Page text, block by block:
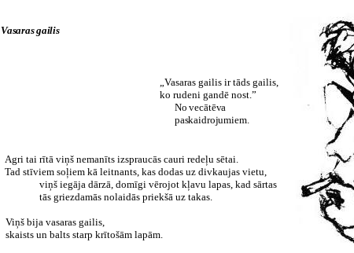
Vasaras gailis
„Vasaras gailis ir tāds gailis,
ko rudeni gandē nost.”
No vecātēva
paskaidrojumiem.
Agri tai rītā viņš nemanīts izspraucās cauri redeļu sētai.
Tad stīviem soļiem kā leitnants, kas dodas uz divkaujas vietu,
viņš iegāja dārzā, domīgi vērojot kļavu lapas, kad sārtas
tās griezdamās nolaidās priekšā uz takas.
Viņš bija vasaras gailis,
skaists un balts starp krītošām lapām.